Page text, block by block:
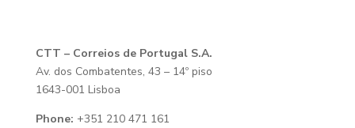
CTT – Correios de Portugal S.A.
Av. dos Combatentes, 43 – 14º piso
1643-001 Lisboa
Phone: +351 210 471 161